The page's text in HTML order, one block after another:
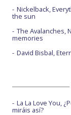
Nickelback,
the sun
The Avalanches,
memories
David Bisbal,
La La Love You,
miráis así?